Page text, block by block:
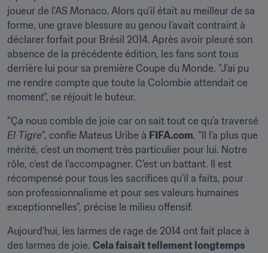
joueur de l'AS Monaco. Alors qu’il était au meilleur de sa
forme, une grave blessure au genou l’avait contraint à
déclarer forfait pour Brésil 2014. Après avoir pleuré son
absence de la précédente édition, les fans sont tous
derrière lui pour sa première Coupe du Monde. "J’ai pu
me rendre compte que toute la Colombie attendait ce
moment", se réjouit le buteur.
El Tigre", confie Mateus Uribe à FIFA.com. "Il l’a plus que
mérité, c’est un moment très particulier pour lui. Notre
rôle, c’est de l’accompagner. C’est un battant. Il est
récompensé pour tous les sacrifices qu’il a faits, pour
son professionnalisme et pour ses valeurs humaines
exceptionnelles", précise le milieu offensif.
Aujourd’hui, les larmes de rage de 2014 ont fait place à
des larmes de joie. Cela faisait tellement longtemps